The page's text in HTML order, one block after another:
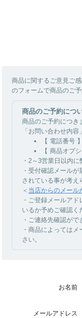
商品に関するご意見ご
のフォームで商品のご予
商品のご予約につ
商品のご予約につき
「お問い合わせ内容
【 電話番号 】
【 商品オプ
・2～3営業日以内
・受付確認メール
されている事が考え
＜ 当店からのメール
・ご登録メールア
いるか予めご確認く
・ご連絡先確認が
・商品によっては
さい。
お名前
メールアドレス